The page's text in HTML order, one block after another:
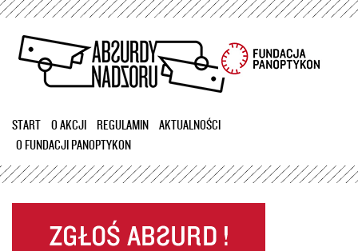
Przejdź
treści
START O AKCJI REGULAMIN
AKTUALNOŚCI
O FUNDACJI PANOPTYKON